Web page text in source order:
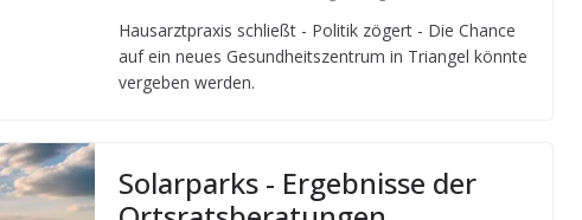
Haus­arzt­pra­xis schließt - Poli­tik zögert - Die Chance
auf ein neues Gesund­heits­zen­trum in Tri­an­gel könnte
ver­ge­ben werden.
Solar­parks - Ergeb­nisse der